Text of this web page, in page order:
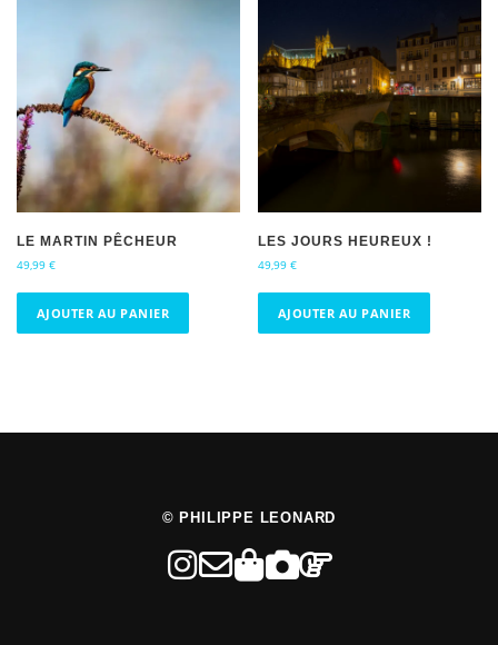
LE MARTIN PÊCHEUR
49,99 €
AJOUTER AU PANIER
LES JOURS HEUREUX !
49,99€
AJOUTER AU PANIER
© PHILIPPE LEONARD